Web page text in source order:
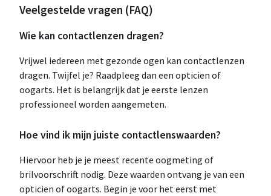
Veelgestelde vragen (FAQ)
Wie kan contactlenzen dragen?
Vrijwel iedereen met gezonde ogen kan contactlenzen
dragen. Twijfel je? Raadpleeg dan een opticien of
oogarts. Het is belangrijk dat je eerste lenzen
professioneel worden aangemeten.
Hoe vind ik mijn juiste contactlenswaarden?
Hiervoor heb je je meest recente oogmeting of
brilvoorschrift nodig. Deze waarden ontvang je van een
opticien of oogarts. Begin je voor het eerst met